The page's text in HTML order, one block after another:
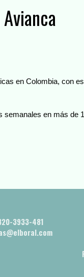
en Colombia, con
semanales en más de
3933-481